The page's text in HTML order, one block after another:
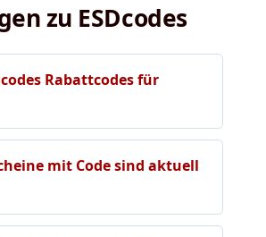
zu ESDcodes
Rabattcodes für
mit Code sind aktuell